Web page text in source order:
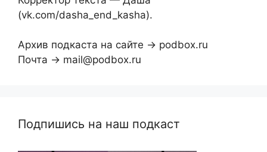
(vk.com/dasha_end_kasha).
Архив подкаста на сайте → podbox.ru
Почта → mail@podbox.ru
Подпишись на наш подкаст